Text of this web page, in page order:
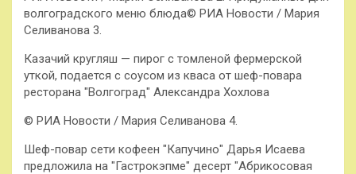
волгоградского меню блюда© РИА Новости / Мария
Селиванова 3.
Казачий кругляш — пирог с томленой фермерской
уткой, подается с соусом из кваса от шеф-повара
ресторана "Волгоград" Александра Хохлова
© РИА Новости / Мария Селиванова 4.
Шеф-повар сети кофеен "Капучино" Дарья Исаева
предложила на "Гастрокэпме" десерт "Абрикосовая